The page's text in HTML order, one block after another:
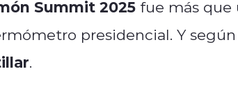
Summit 2025 fue más que
presidencial. Y según
.